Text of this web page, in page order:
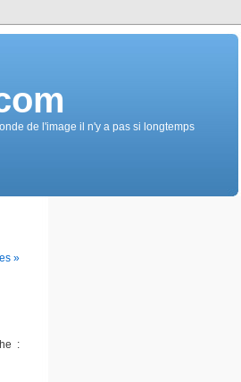
de l'image il n'y a pas si longtemps
»
: